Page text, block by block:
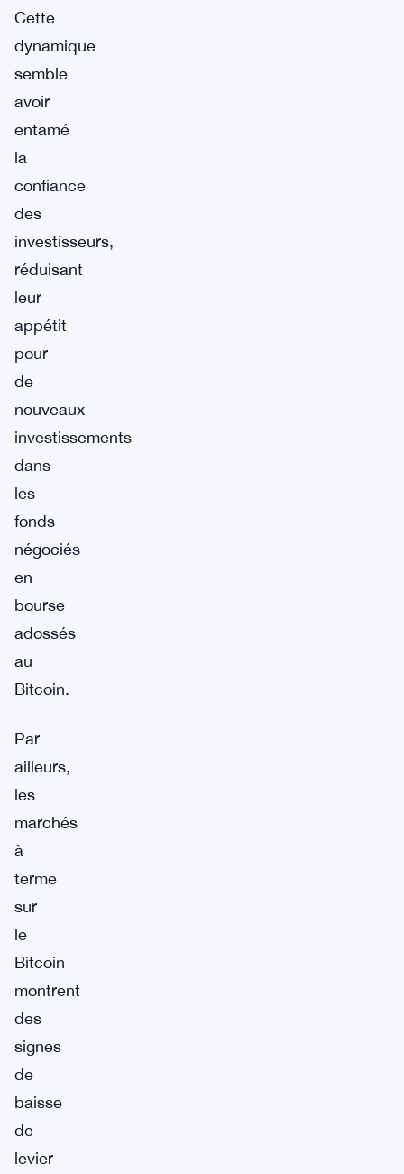
Cette
dynamique
semble
avoir
entamé
la
confiance
des
investisseurs,
réduisant
leur
appétit
pour
de
nouveaux
investissements
dans
les
fonds
négociés
en
bourse
adossés
au
Bitcoin.
Par
ailleurs,
les
marchés
à
terme
sur
le
Bitcoin
montrent
des
signes
de
baisse
de
levier